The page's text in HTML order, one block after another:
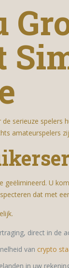
serieuze spelers
amateurspelers
U
dat met
direct in de
van crypto
in uw